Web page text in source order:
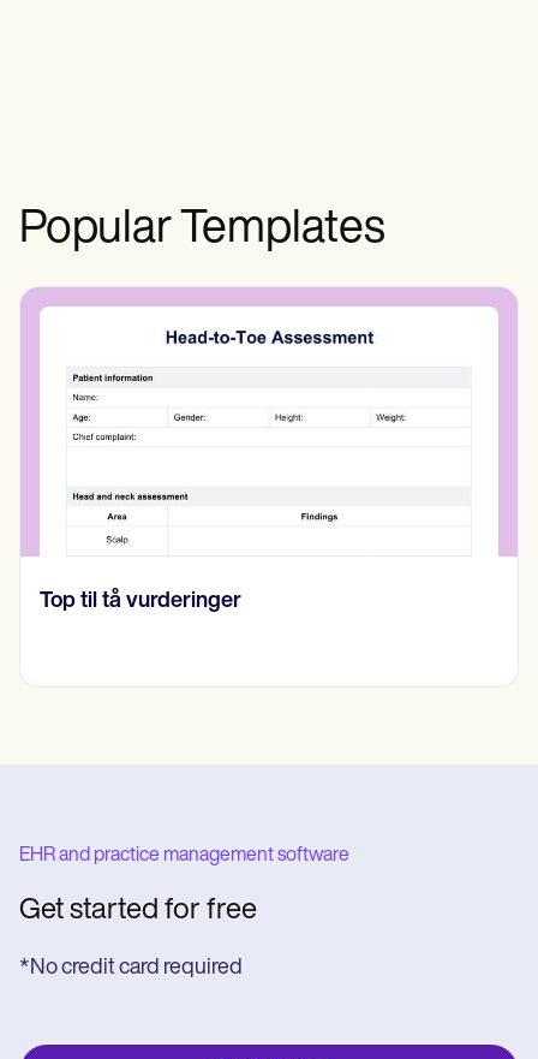
Popular Templates
Nurse Satisfaction Survey
EHR and practice management software
Get started for free
*No credit card required